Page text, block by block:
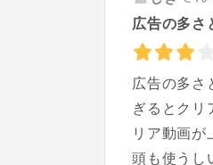
広告の多さ
広告の多さ
ぎるとクリ
リア動画
頭も使うし